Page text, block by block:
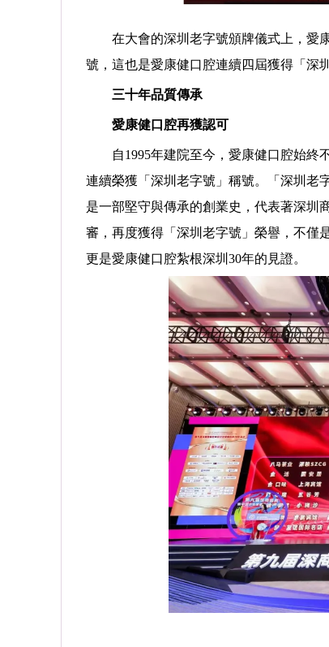
在大會的深圳老字號頒牌儀式上，愛康
號，這也是愛康健口腔連續四屆獲得「深
三十年品質傳承
愛康健口腔再獲認可
自1995年建院至今，愛康健口腔始終不
連續榮獲「深圳老字號」稱號。「深圳老
是一部堅守與傳承的創業史，代表著深圳
審，再度獲得「深圳老字號」榮譽，不僅
更是愛康健口腔紮根深圳30年的見證。
少年、成人的各類牙、頜、
劉鑫/副主任醫師 門診院長/博士
擅長: 各種疑難種植牙，穿顴穿翼
牙頜，上頜竇提升，復雜的軟硬···